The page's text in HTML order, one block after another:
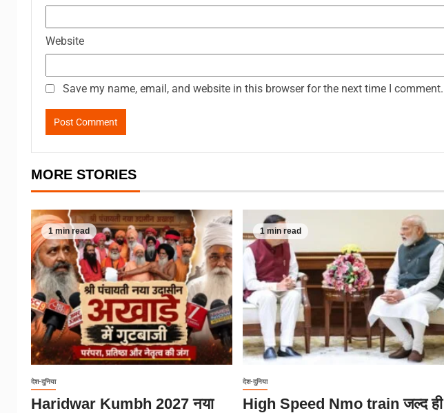
Website
Save my name, email, and website in this browser for the next time I comment.
MORE STORIES
1 min read
देश-दुनिया
Haridwar Kumbh 2027 नया
1 min read
देश-दुनिया
High Speed Nmo train जल्द ही